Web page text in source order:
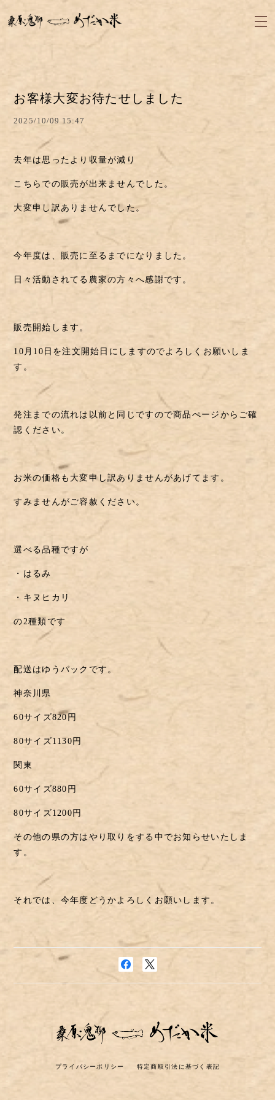
お客様大変お待たせしました
2025/10/09 15:47
去年は思ったより収量が減り
こちらでの販売が出来ませんでした。
大変申し訳ありませんでした。
今年度は、販売に至るまでになりました。
日々活動されてる農家の方々へ感謝です。
販売開始します。
10月10日を注文開始日にしますのでよろしくお願いしま
す。
発注までの流れは以前と同じですので商品ぺージからご確
認ください。
お米の価格も大変申し訳ありませんがあげてます。
すみませんがご容赦ください。
選べる品種ですが
・はるみ
・キヌヒカリ
の2種類です
配送はゆうパックです。
神奈川県
60サイズ820円
80サイズ1130円
関東
60サイズ880円
80サイズ1200円
その他の県の方はやり取りをする中でお知らせいたしま
す。
それでは、今年度どうかよろしくお願いします。
プライバシーポリシー 特定商取引法に基づく表記